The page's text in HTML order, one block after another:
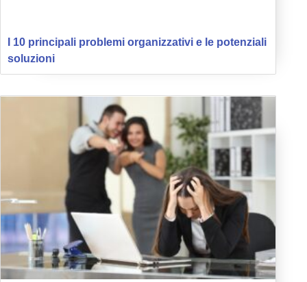
I 10 principali problemi organizzativi e le potenziali
soluzioni